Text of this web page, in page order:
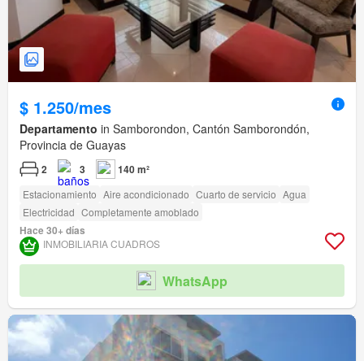
$ 1.250/mes
Departamento in Samborondon, Cantón Samborondón,
Provincia de Guayas
2 3 140 m²
Estacionamiento Aire acondicionado Cuarto de servicio Agua
Electricidad Completamente amoblado
Hace 30+ días
INMOBILIARIA CUADROS
WhatsApp